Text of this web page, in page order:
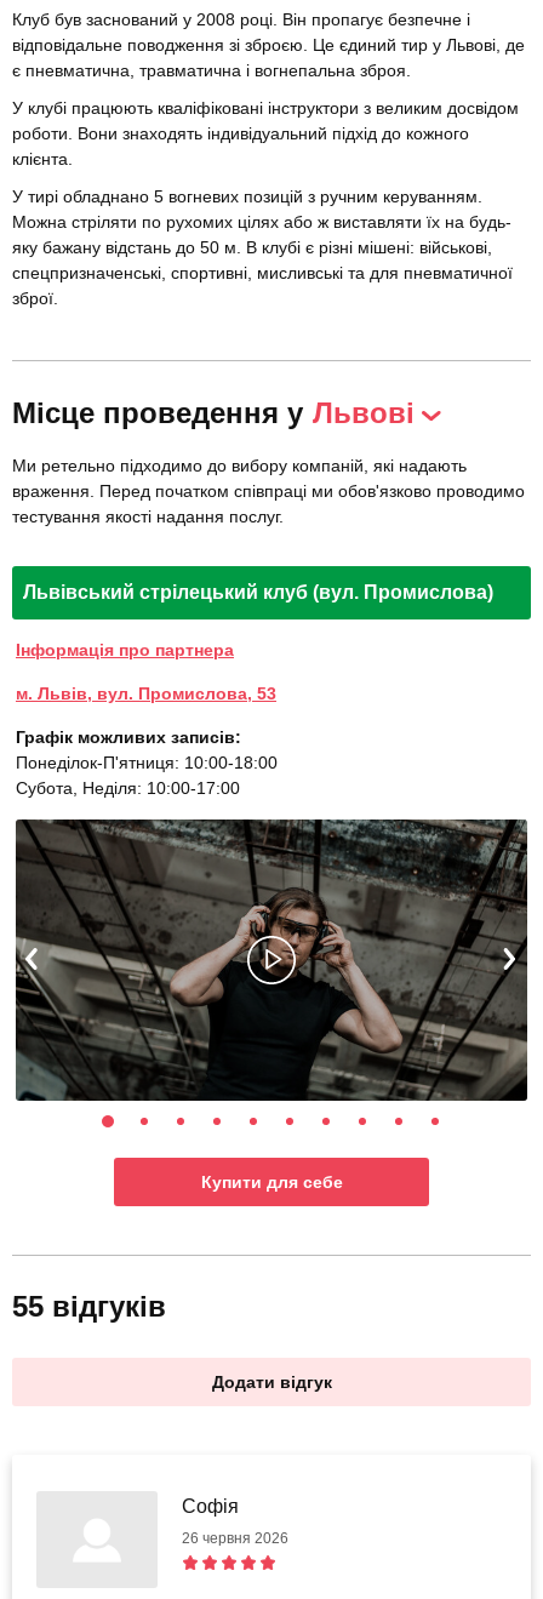
Клуб був заснований у 2008 році. Він пропагує безпечне і
відповідальне поводження зі зброєю. Це єдиний тир у Львові, де
є пневматична, травматична і вогнепальна зброя.
У клубі працюють кваліфіковані інструктори з великим досвідом
роботи. Вони знаходять індивідуальний підхід до кожного
клієнта.
У тирі обладнано 5 вогневих позицій з ручним керуванням.
Можна стріляти по рухомих цілях або ж виставляти їх на будь-
яку бажану відстань до 50 м. В клубі є різні мішені: військові,
спецпризначенські, спортивні, мисливські та для пневматичної
зброї.
Місце проведення у Львові
Ми ретельно підходимо до вибору компаній, які надають
враження. Перед початком співпраці ми обов'язково проводимо
тестування якості надання послуг.
Львівський стрілецький клуб (вул. Промислова)
Інформація про партнера
м. Львів, вул. Промислова, 53
Графік можливих записів:
Понеділок-П'ятниця: 10:00-18:00
Субота, Неділя: 10:00-17:00
Купити для себе
55 відгуків
Додати відгук
Софія
26 червня 2026